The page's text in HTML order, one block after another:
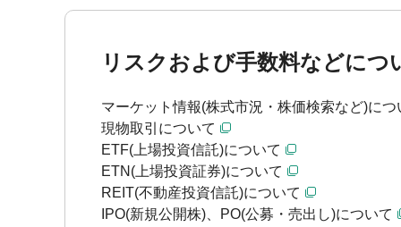
リスクおよび手数料などにつ
マーケット情報(株式市況・株価検索など)につ
現物取引について
ETF(上場投資信託)について
ETN(上場投資証券)について
REIT(不動産投資信託)について
IPO(新規公開株)、PO(公募・売出し)について